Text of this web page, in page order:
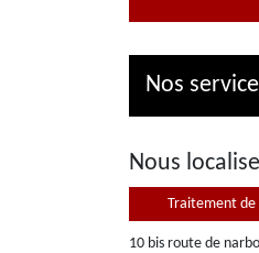
Nos
Nous
Traitement
10 bis route de